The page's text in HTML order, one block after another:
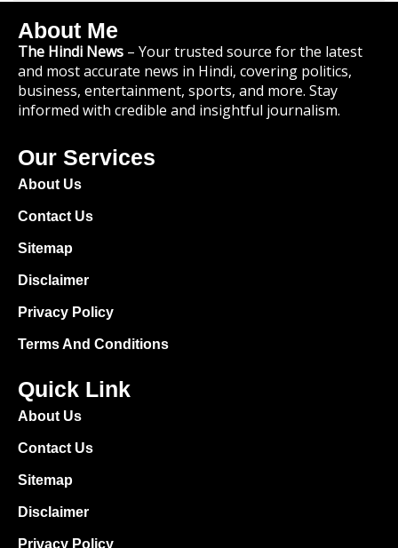
About Me
The Hindi News – Your trusted source for the latest
and most accurate news in Hindi, covering politics,
business, entertainment, sports, and more. Stay
informed with credible and insightful journalism.
Our Services
About Us
Contact Us
Sitemap
Disclaimer
Privacy Policy
Terms And Conditions
Quick Link
About Us
Contact Us
Sitemap
Disclaimer
Privacy Policy